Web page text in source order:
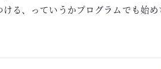
る、っていうかプログラムでも始